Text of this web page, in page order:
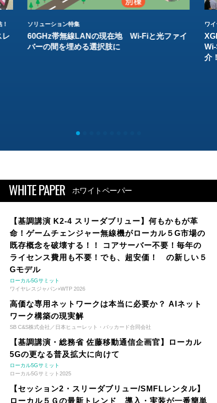
レ
ソリューション特集
60GHz帯無線LANの現在地 Wi-Fiと光ファイ
バーの間を埋める選択肢に
ワ
介
WHITE PAPER ホワイトペーパー
【基調講演 K2-4 スリーダブリュー】何もかもが革
命！ゲームチェンジャー無線機がローカル５G市場の
既存概念を破壊する！！ コアサーバー不要！毎年の
ライセンス費用も不要！でも、超安価！ の新しい５
Gモデル
ローカル5Gサミット
ワイヤレスジャパン×WTP 2026
高価な専用ネットワークは本当に必要か？ AIネット
ワーク構築の現実解
SB C&S株式会社／日本ヒューレット・パッカード合同会社
【基調講演・総務省 佐藤移動通信企画官】ローカル
5Gの更なる普及拡大に向けて
ローカル5Gサミット
ローカル5Gサミット2025
【セッション2・スリーダブリュー/SMFLレンタル】
ローカル５Ｇの最新トレンド 導入・実装が一番簡単